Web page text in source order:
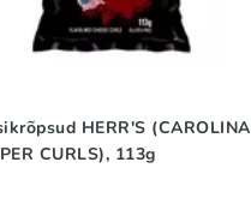
HERR'S (CAROLINA
CURLS), 113g